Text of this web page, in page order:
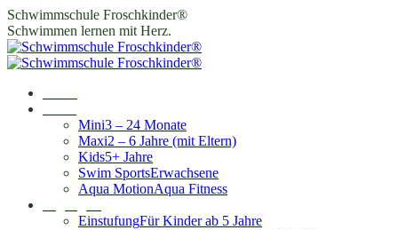
Zum
Inhalt
springen
Schwimmschule Froschkinder®
Schwimmen lernen mit Herz.
Mini3 – 24 Monate
Maxi2 – 6 Jahre (mit Eltern)
Kids5+ Jahre
Swim SportsErwachsene
Aqua MotionAqua Fitness
EinstufungFür Kinder ab 5 Jahre